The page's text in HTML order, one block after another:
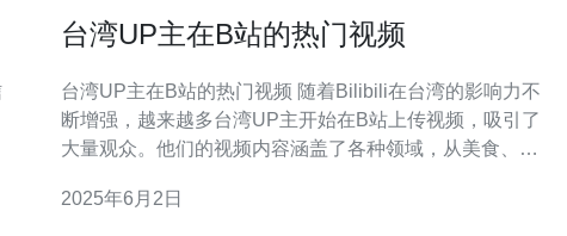
台湾UP主在B站的热门视频
台湾UP主在B站的热门视频 随着Bilibili在台湾的影响力不
断增强，越来越多台湾UP主开始在B站上传视频，吸引了
大量观众。他们的视频内容涵盖了各种领域，从美食、旅
美食视频广受欢迎。他们不仅介绍了台湾特色小吃，还探
2025年6月2日